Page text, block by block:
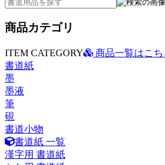
商品カテゴリ
ITEM CATEGORY
商品一覧はこち
書道紙
墨
墨液
筆
硯
書道小物
書道紙 一覧
漢字用 書道紙